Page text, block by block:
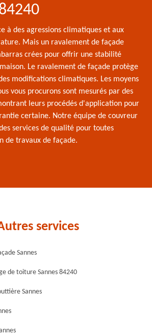
à des agressions climatiques et aux
Mais un ravalement de façade
crées pour offrir une stabilité
Le ravalement de façade protège
modifications climatiques. Les moyens
vous procurons sont mesurés par des
leurs procédés d'application pour
certaine. Notre équipe de couvreur
services de qualité pour toutes
de travaux de façade.
services
Sannes
de toiture Sannes 84240
Sannes